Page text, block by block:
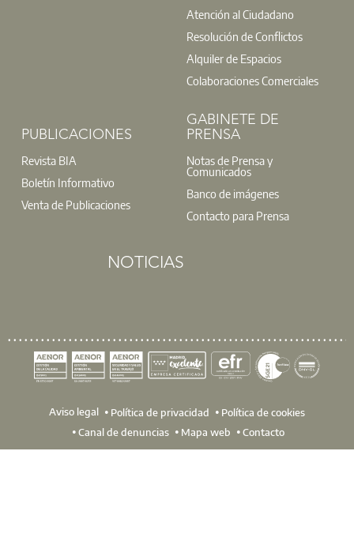
Atención al Ciudadano
Resolución de Conflictos
Alquiler de Espacios
Colaboraciones Comerciales
PUBLICACIONES
Revista BIA
Boletín Informativo
Venta de Publicaciones
GABINETE DE
PRENSA
Notas de Prensa y
Comunicados
Banco de imágenes
Contacto para Prensa
NOTICIAS
Aviso legal Política de privacidad
Política de cookies
Canal de denuncias
Mapa web Contacto